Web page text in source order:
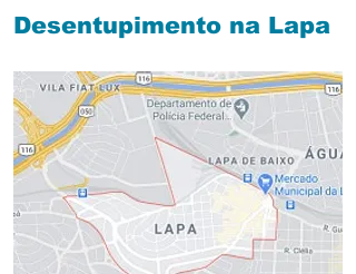
Desentupimento na Lapa